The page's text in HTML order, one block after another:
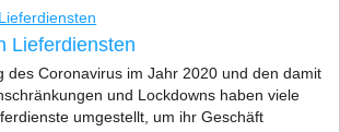
Lieferdiensten
des Coronavirus im Jahr 2020 und den damit
und Lockdowns haben viele
umgestellt, um ihr Geschäft